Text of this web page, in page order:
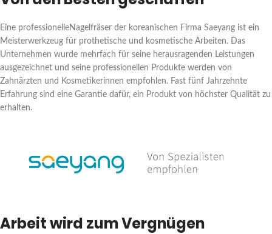
Eine professionelleNagelfräser der koreanischen Firma Saeyang ist ein
Meisterwerkzeug für prothetische und kosmetische Arbeiten. Das
Unternehmen wurde mehrfach für seine herausragenden Leistungen
ausgezeichnet und seine professionellen Produkte werden von
Zahnärzten und Kosmetikerinnen empfohlen. Fast fünf Jahrzehnte
Erfahrung sind eine Garantie dafür, ein Produkt von höchster Qualität zu
erhalten.
Arbeit wird zum Vergnügen